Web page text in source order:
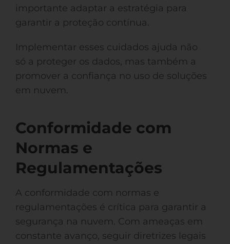
importante adaptar a estratégia para
garantir a proteção contínua.
Implementar esses cuidados ajuda não
só a proteger os dados, mas também a
promover a confiança no uso de soluções
em nuvem.
Conformidade com
Normas e
Regulamentações
A conformidade com normas e
regulamentações é crítica para garantir a
segurança na nuvem. Com ameaças em
constante avanço, seguir diretrizes legais